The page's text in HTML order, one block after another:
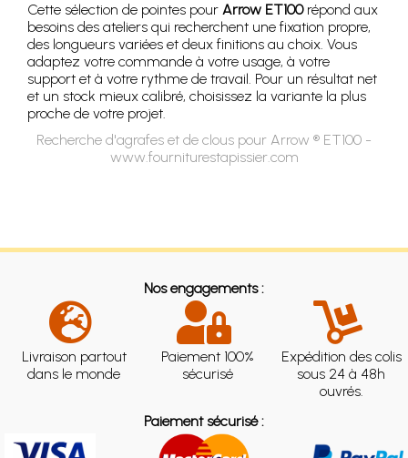
Cette sélection de pointes pour Arrow ET100répond aux
besoins des ateliers qui recherchent une fixation propre,
des longueurs variées et deux finitions au choix. Vous
adaptez votre commande à votre usage, à votre
support et à votre rythme de travail. Pour un résultat net
et un stock mieux calibré, choisissez la variante la plus
proche de votre projet.
Recherche d'agrafes et de clous pour Arrow ® ET100 -
www.fourniturestapissier.com
Nos engagements :
Livraison partout
dans le monde
Paiement 100%
sécurisé
Expédition des colis
sous 24 à 48h
ouvrés.
Paiement sécurisé :